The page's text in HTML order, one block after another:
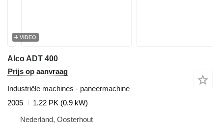
VIDEO
Alco ADT 400
Prijs op aanvraag
Industriële machines - paneermachine
2005
1.22 PK (0.9 kW)
Nederland, Oosterhout